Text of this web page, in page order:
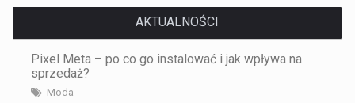
AKTUALNOŚCI
Pixel Meta – po co go instalować i jak wpływa na
sprzedaż?
Moda